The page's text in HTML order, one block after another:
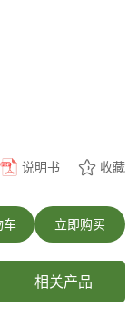
说明书
收藏
立即购买
车
相关产品